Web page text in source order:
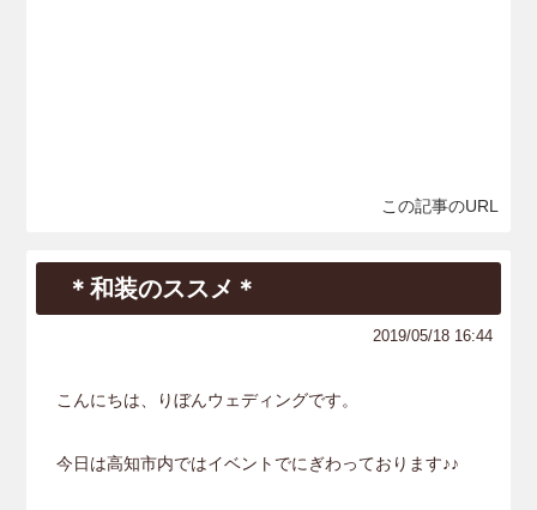
この記事のURL
＊和装のススメ＊
2019/05/18 16:44
こんにちは、りぼんウェディングです。
今日は高知市内ではイベントでにぎわっております♪♪